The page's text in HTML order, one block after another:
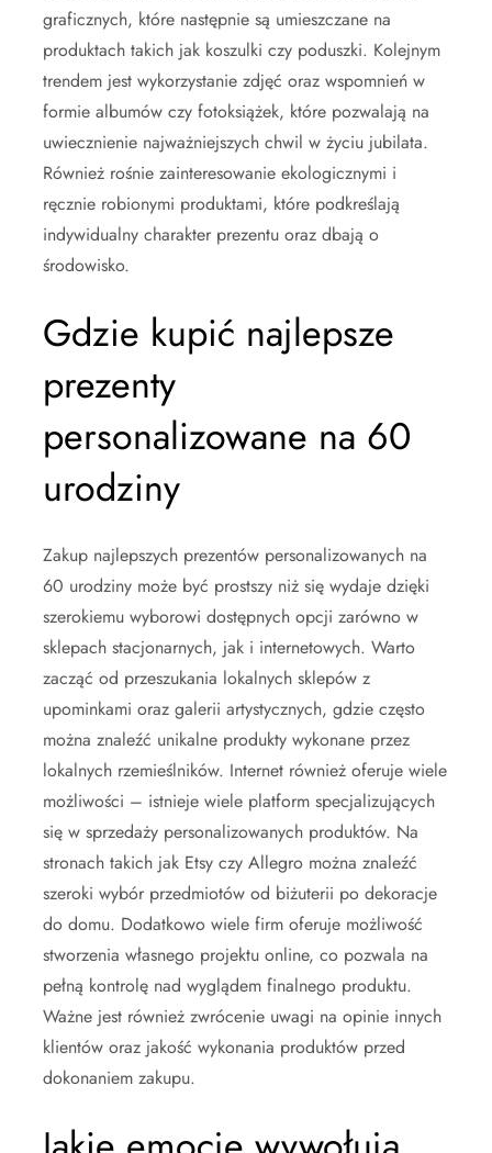
graficznych, które następnie są umieszczane na
produktach takich jak koszulki czy poduszki. Kolejnym
trendem jest wykorzystanie zdjęć oraz wspomnień w
formie albumów czy fotoksiążek, które pozwalają na
uwiecznienie najważniejszych chwil w życiu jubilata.
Również rośnie zainteresowanie ekologicznymi i
ręcznie robionymi produktami, które podkreślają
indywidualny charakter prezentu oraz dbają o
środowisko.
Gdzie kupić najlepsze
prezenty
personalizowane na 60
urodziny
Zakup najlepszych prezentów personalizowanych na
60 urodziny może być prostszy niż się wydaje dzięki
szerokiemu wyborowi dostępnych opcji zarówno w
sklepach stacjonarnych, jak i internetowych. Warto
zacząć od przeszukania lokalnych sklepów z
upominkami oraz galerii artystycznych, gdzie często
można znaleźć unikalne produkty wykonane przez
lokalnych rzemieślników. Internet również oferuje wiele
możliwości – istnieje wiele platform specjalizujących
się w sprzedaży personalizowanych produktów. Na
stronach takich jak Etsy czy Allegro można znaleźć
szeroki wybór przedmiotów od biżuterii po dekoracje
do domu. Dodatkowo wiele firm oferuje możliwość
stworzenia własnego projektu online, co pozwala na
pełną kontrolę nad wyglądem finalnego produktu.
Ważne jest również zwrócenie uwagi na opinie innych
klientów oraz jakość wykonania produktów przed
dokonaniem zakupu.